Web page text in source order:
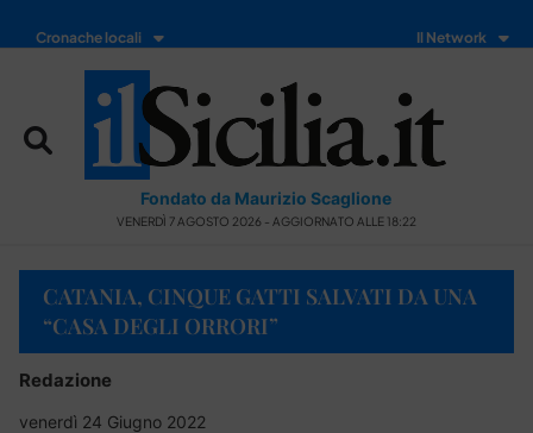
Cronache locali Il Network
Fondato da Maurizio Scaglione
VENERDÌ 7 AGOSTO 2026 - AGGIORNATO ALLE 18:22
CATANIA, CINQUE GATTI SALVATI DA UNA
“CASA DEGLI ORRORI”
Redazione
venerdì 24 Giugno 2022